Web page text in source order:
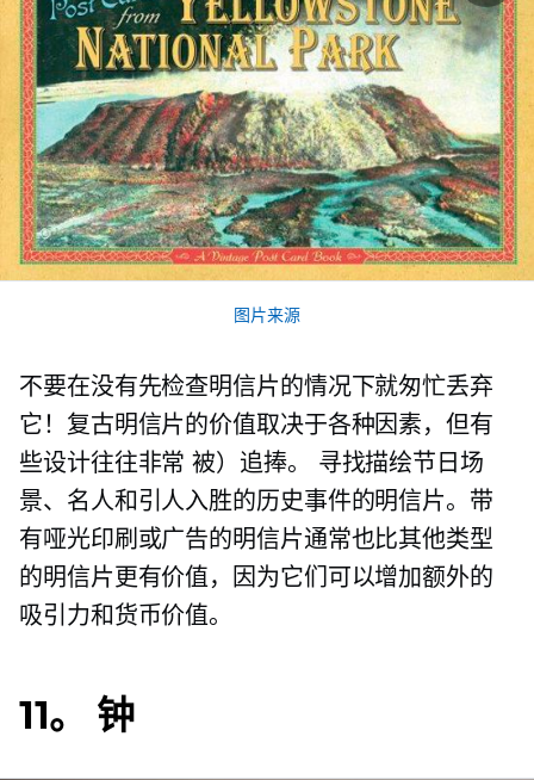
图片来源
不要在没有先检查明信片的情况下就匆忙丢弃
它！复古明信片的价值取决于各种因素，但有
些设计往往非常被）追捧。
寻找描绘节日场
景、名人和引人入胜的历史事件的明信片。带
有哑光印刷或广告的明信片通常也比其他类型
的明信片更有价值，因为它们可以增加额外的
吸引力和货币价值。
11。 钟